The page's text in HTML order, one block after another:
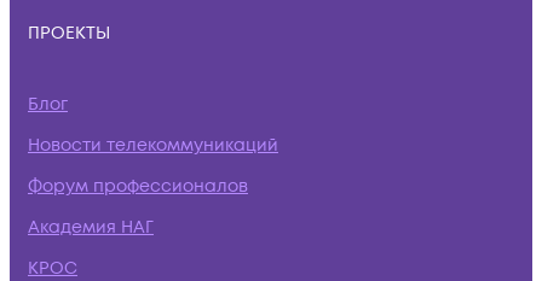
ПРОЕКТЫ
Блог
Новости телекоммуникаций
Форум профессионалов
Академия НАГ
КРОС